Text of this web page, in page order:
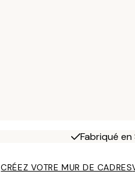
Fabriqué en
CRÉEZ VOTRE MUR DE CADRES